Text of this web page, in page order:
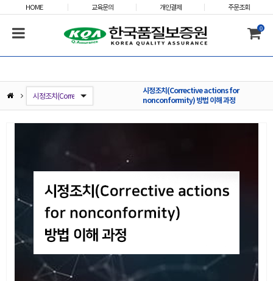
HOME 교육문의 개인결제 주문조회
0
ISO 9001:2015 내부심사원 및 실무자 과정
ISO 9001:2015/14001:2015 통합 내부심사원 및 실무자 과정
ISO 14001:2015/45001:2018 통합 내부심사원 및 실무자 과정
IATF 16949:2016 내부심사원 및 실무자 과정
ISO/IEC 27001:2022 내부심사원 및 실무자 과정
코어툴(Core Tools)(IATF 16949 핵심 부속서) 과정
ISO 45001:2018 내부심사원 및 실무자 과정
시정조치(Corrective actions for nonconformity) 방법 이해 과정
ESG(환경·사회·지배구조) 경영 실무자 과정
안전보건 위험성평가 과정(7H)
ESG(환경사회지배구조)경영 심사원(전문가) 과정(3일)
AIAG-&-VDA_(新)FMEA 해설 과정(4H)
시정조치(Corrective actions for
nonconformity) 방법 이해 과정